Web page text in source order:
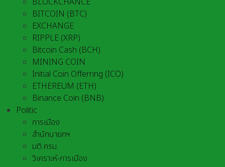
BITCOIN (BTC)
EXCHANGE
RIPPLE (XRP)
Bitcoin Cash (BCH)
MINING COIN
Initial Coin Offerring (ICO)
ETHEREUM (ETH)
Binance Coin (BNB)
Politic
การเมือง
สำนักนายกฯ
มติ ครม.
วิเคราะห์-การเมือง